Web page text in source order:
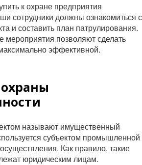
к охране предприятия
сотрудники должны ознакомиться с
и составить план патрулирования.
мероприятия позволяют сделать
эффективной.
называют имущественный
субъектом промышленной
Как правило, такие
юридическим лицам.